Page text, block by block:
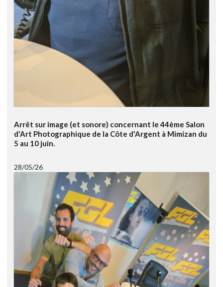
Arrêt sur image (et sonore) concernant le 44ème Salon
d'Art Photographique de la Côte d'Argent à Mimizan du
5 au 10 juin.
28/05/26